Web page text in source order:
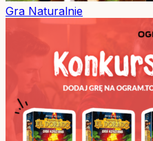
Gra Naturalnie